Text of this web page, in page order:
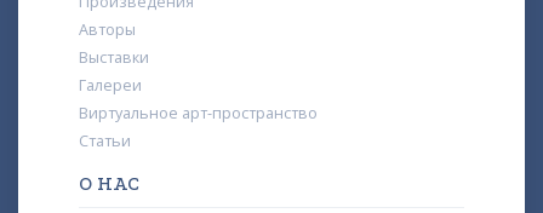
Авторы
Выставки
Галереи
Виртуальное арт-пространство
Статьи
О НАС